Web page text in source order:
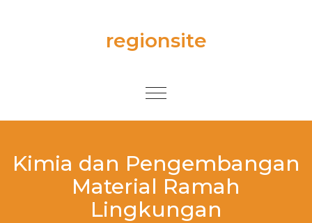
regionsite
Toggle
Kimia dan Pengembangan
Material Ramah
Lingkungan